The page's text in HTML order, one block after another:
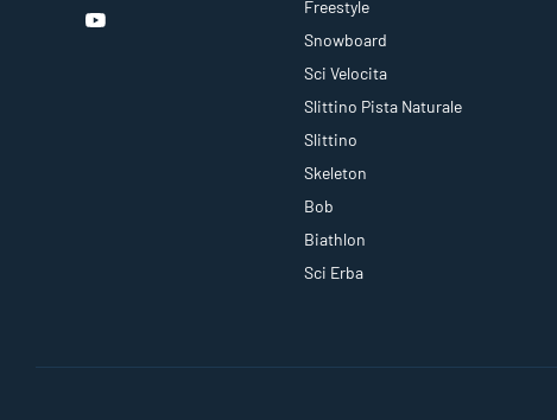
Freestyle
Snowboard
Sci Velocita
Slittino Pista Naturale
Slittino
Skeleton
Bob
Biathlon
Sci Erba